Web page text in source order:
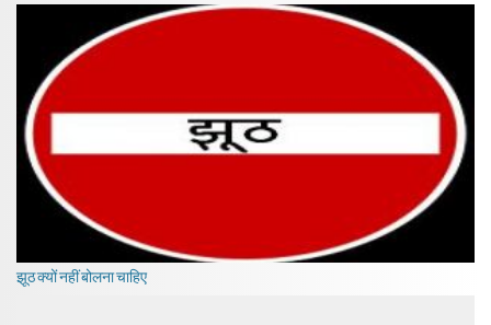
झूठ क्यों नहीं बोलना चाहिए